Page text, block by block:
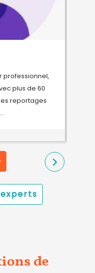
professionnel,
plus de 60
reportages
de